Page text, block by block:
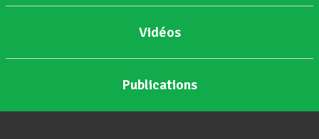
Vidéos
Publications